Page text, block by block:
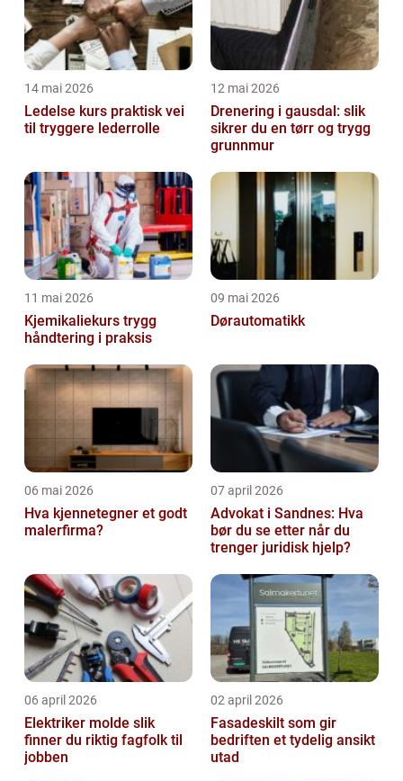
14 mai 2026
Ledelse kurs praktisk vei
til tryggere lederrolle
12 mai 2026
Drenering i gausdal: slik
sikrer du en tørr og trygg
grunnmur
11 mai 2026
Kjemikaliekurs trygg
håndtering i praksis
09 mai 2026
Dørautomatikk
06 mai 2026
Hva kjennetegner et godt
malerfirma?
07 april 2026
Advokat i Sandnes: Hva
bør du se etter når du
trenger juridisk hjelp?
06 april 2026
Elektriker molde slik
finner du riktig fagfolk til
jobben
02 april 2026
Fasadeskilt som gir
bedriften et tydelig ansikt
utad